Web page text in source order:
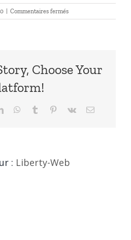
Commentaires ferméssur
Hibiscus
Choose Your
LinkedInWhatsApp
Tumblr Pinterest
Vk Email
: Liberty-Web